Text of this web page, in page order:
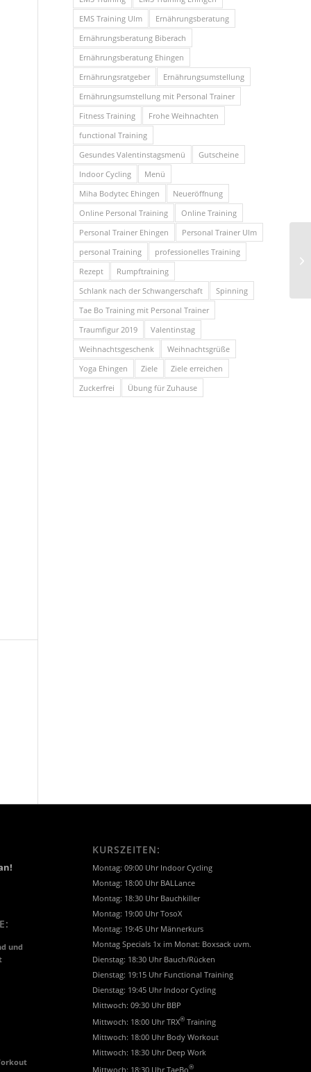
EMS Training Ulm
Ernährungsberatung
Ernährungsberatung Biberach
Ernährungsberatung Ehingen
Ernährungsratgeber
Ernährungsumstellung
Ernährungsumstellung mit Personal Trainer
Fitness Training
Frohe Weihnachten
functional Training
Gesundes Valentinstagsmenü
Gutscheine
Indoor Cycling
Menü
Miha Bodytec Ehingen
Neueröffnung
Online Personal Training
Online Training
Personal Trainer Ehingen
Personal Trainer Ulm
personal Training
professionelles Training
Rezept
Rumpftraining
Schlank nach der Schwangerschaft
Spinning
Tae Bo Training mit Personal Trainer
Traumfigur 2019
Valentinstag
Weihnachtsgeschenk
Weihnachtsgrüße
Yoga Ehingen
Ziele
Ziele erreichen
Zuckerfrei
Übung für Zuhause
und
KURSZEITEN:
Montag: 09:00 Uhr Indoor Cycling
Montag: 18:00 Uhr BALLance
Montag: 18:30 Uhr Bauchkiller
Montag: 19:00 Uhr TosoX
Montag: 19:45 Uhr Männerkurs
Montag Specials 1x im Monat: Boxsack uvm.
Dienstag: 18:30 Uhr Bauch/Rücken
Dienstag: 19:15 Uhr Functional Training
Dienstag: 19:45 Uhr Indoor Cycling
Mittwoch: 09:30 Uhr BBP
Mittwoch: 18:00 Uhr TRX®Training
Mittwoch: 18:00 Uhr Body Workout
Mittwoch: 18:30 Uhr Deep Work
Mittwoch: 18:30 Uhr TaeBo®